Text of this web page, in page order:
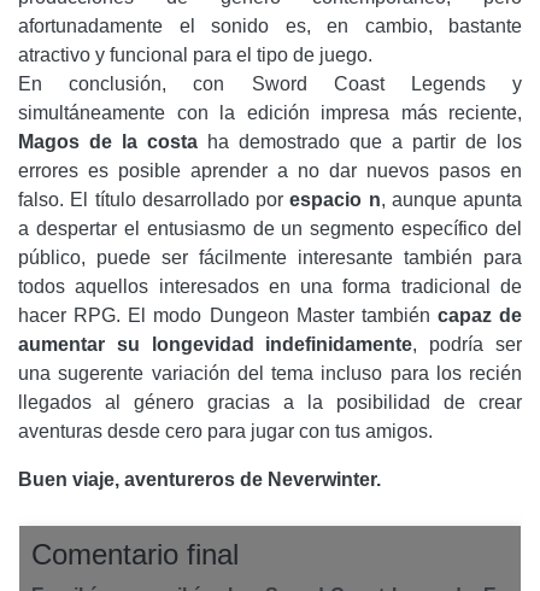
afortunadamente el sonido es, en cambio, bastante
atractivo y funcional para el tipo de juego.
En conclusión, con Sword Coast Legends y
simultáneamente con la edición impresa más reciente,
Magos de la costa ha demostrado que a partir de los
errores es posible aprender a no dar nuevos pasos en
falso. El título desarrollado porespacio n, aunque apunta
a despertar el entusiasmo de un segmento específico del
público, puede ser fácilmente interesante también para
todos aquellos interesados ​​en una forma tradicional de
hacer RPG. El modo Dungeon Master también capaz de
aumentar su longevidad indefinidamente, podría ser
una sugerente variación del tema incluso para los recién
llegados al género gracias a la posibilidad de crear
aventuras desde cero para jugar con tus amigos.
Buen viaje, aventureros de Neverwinter.
Comentario final